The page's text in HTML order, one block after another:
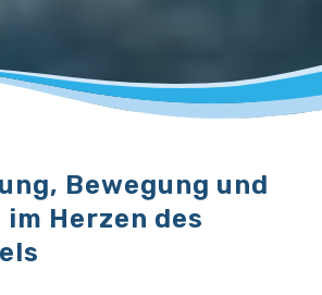
Bewegung und
im Herzen des